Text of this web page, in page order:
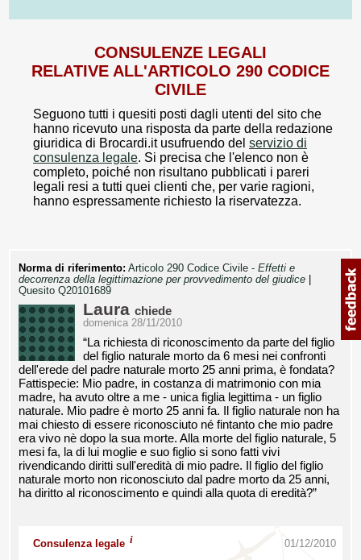
CONSULENZE LEGALI
RELATIVE ALL'ARTICOLO 290 CODICE
CIVILE
Seguono tutti i quesiti posti dagli utenti del sito che
hanno ricevuto una risposta da parte della redazione
giuridica di Brocardi.it usufruendo del servizio di
consulenza legale. Si precisa che l'elenco non è
completo, poiché non risultano pubblicati i pareri
legali resi a tutti quei clienti che, per varie ragioni,
hanno espressamente richiesto la riservatezza.
Norma di riferimento: Articolo 290 Codice Civile - Effetti e
decorrenza della legittimazione per provvedimento del giudice
Quesito Q20101689
Laura chiede
domenica 28/11/2010
“La richiesta di riconoscimento da parte del figlio
del figlio naturale morto da 6 mesi nei confronti
dell'erede del padre naturale morto 25 anni prima, è fondata?
Fattispecie: Mio padre, in costanza di matrimonio con mia
madre, ha avuto oltre a me - unica figlia legittima - un figlio
naturale. Mio padre è morto 25 anni fa. Il figlio naturale non ha
mai chiesto di essere riconosciuto né fintanto che mio padre
era vivo nè dopo la sua morte. Alla morte del figlio naturale, 5
mesi fa, la di lui moglie e suo figlio si sono fatti vivi
rivendicando diritti sull'eredità di mio padre. Il figlio del figlio
naturale morto non riconosciuto dal padre morto da 25 anni,
ha diritto al riconoscimento e quindi alla quota di eredità?”
Consulenza legale i 01/12/2010